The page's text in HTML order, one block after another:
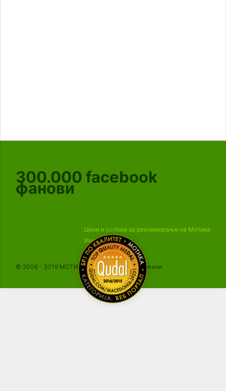
300.000 facebook
фанови
Цени и услови за рекламирање на Мотика
Импресум
© 2006 - 2019 МОТИКА, Сите права се задржани